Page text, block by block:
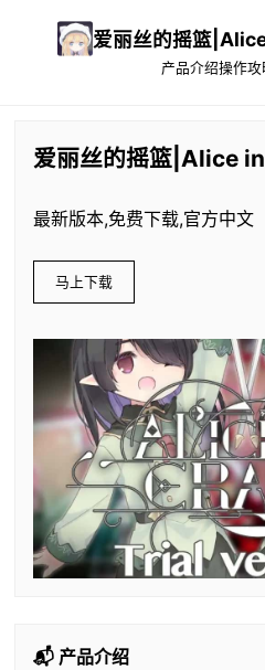
爱丽丝的摇篮
产品介绍操作攻
爱丽丝的摇篮|Alice
最新版本,免费下载,官方中文
马上下载
📬 产品介绍